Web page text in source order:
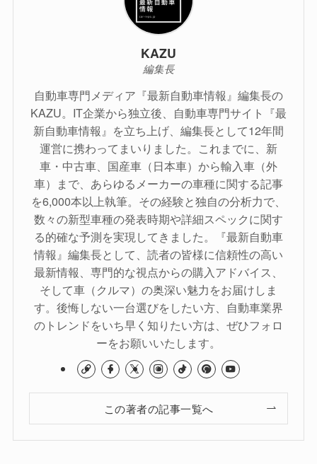
KAZU
編集長
自動車専門メディア『最新自動車情報』編集長の
KAZU。IT企業から独立後、自動車専門サイト『最
新自動車情報』を立ち上げ、編集長として12年間
運営に携わってまいりました。これまでに、新
車・中古車、国産車（日本車）から輸入車（外
車）まで、あらゆるメーカーの車種に関する記事
を6,000本以上執筆。その経験と独自の分析力で、
数々の新型車種の発表時期や詳細スペックに関す
る的確な予測を実現してきました。『最新自動車
情報』編集長として、読者の皆様に信頼性の高い
最新情報、専門的な視点からの購入アドバイス、
そして車（クルマ）の奥深い魅力をお届けしま
す。後悔しない一台選びをしたい方、自動車業界
のトレンドをいち早く知りたい方は、ぜひフォロ
ーをお願いいたします。
この著者の記事一覧へ